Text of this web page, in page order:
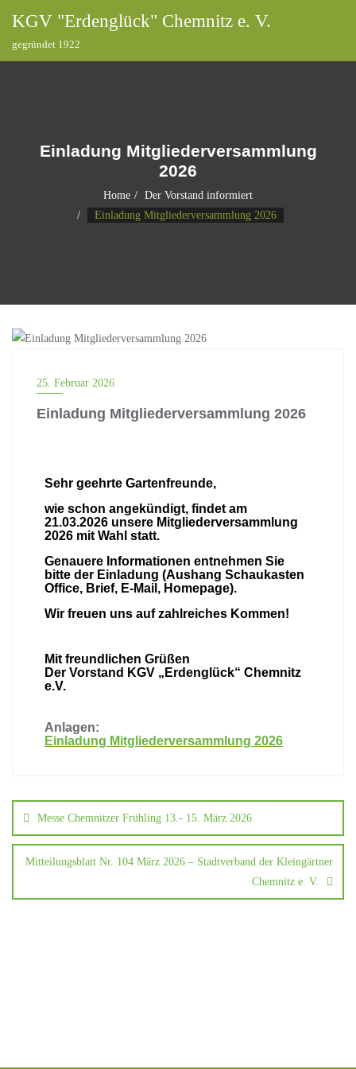
KGV "Erdenglück" Chemnitz e. V.
gegründet 1922
Einladung Mitgliederversammlung
2026
Home
Der Vorstand informiert
Einladung Mitgliederversammlung 2026
25. Februar 2026
Einladung Mitgliederversammlung 2026
Sehr geehrte Gartenfreunde,
wie schon angekündigt, findet am
21.03.2026 unsere Mitgliederversammlung
2026 mit Wahl statt.
Genauere Informationen entnehmen Sie
bitte der Einladung (Aushang Schaukasten
Office, Brief, E-Mail, Homepage).
Wir freuen uns auf zahlreiches Kommen!
Mit freundlichen Grüßen
Der Vorstand KGV „Erdenglück“ Chemnitz
e.V.
Anlagen:
Einladung Mitgliederversammlung 2026
Messe Chemnitzer Frühling 13.- 15. März 2026
Mitteilungsblatt Nr. 104 März 2026 – Stadtverband der Kleingärtner
Chemnitz e. V.